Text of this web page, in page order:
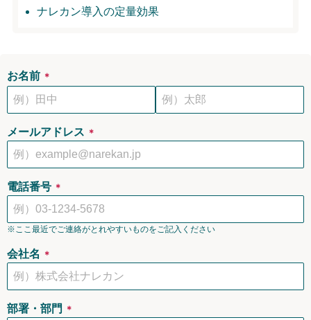
ナレカン導入の定量効果
お名前 ＊
メールアドレス ＊
電話番号 ＊
※ここ最近でご連絡がとれやすいものをご記入ください
会社名 ＊
部署・部門 ＊